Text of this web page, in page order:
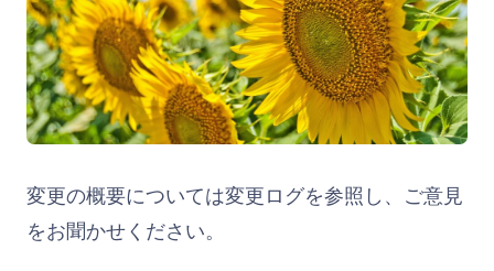
変更の概要については変更ログを参照し、ご意見
をお聞かせください。